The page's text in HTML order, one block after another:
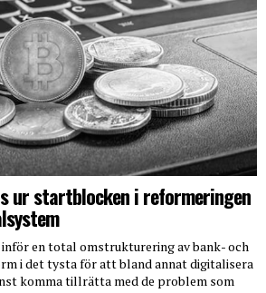
ur startblocken i reformeringen
inför en total omstrukturering av bank- och
i det tysta för att bland annat digitalisera
komma tillrätta med de problem som